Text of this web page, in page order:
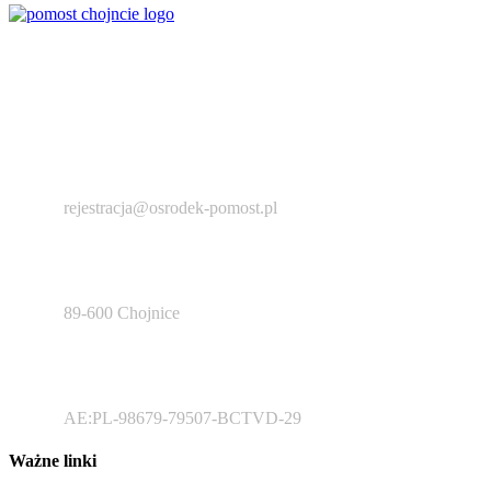
rejestracja@osrodek-pomost.pl
89-600 Chojnice
AE:PL-98679-79507-BCTVD-29
Ważne linki